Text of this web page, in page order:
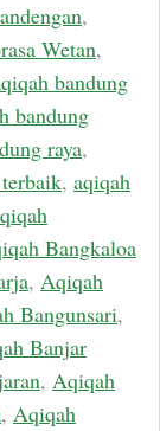
,
Wetan,
bandung
bandung
raya,
, aqiqah
Bangkaloa
, Aqiqah
Bangunsari,
Banjar
, Aqiqah
, Aqiqah